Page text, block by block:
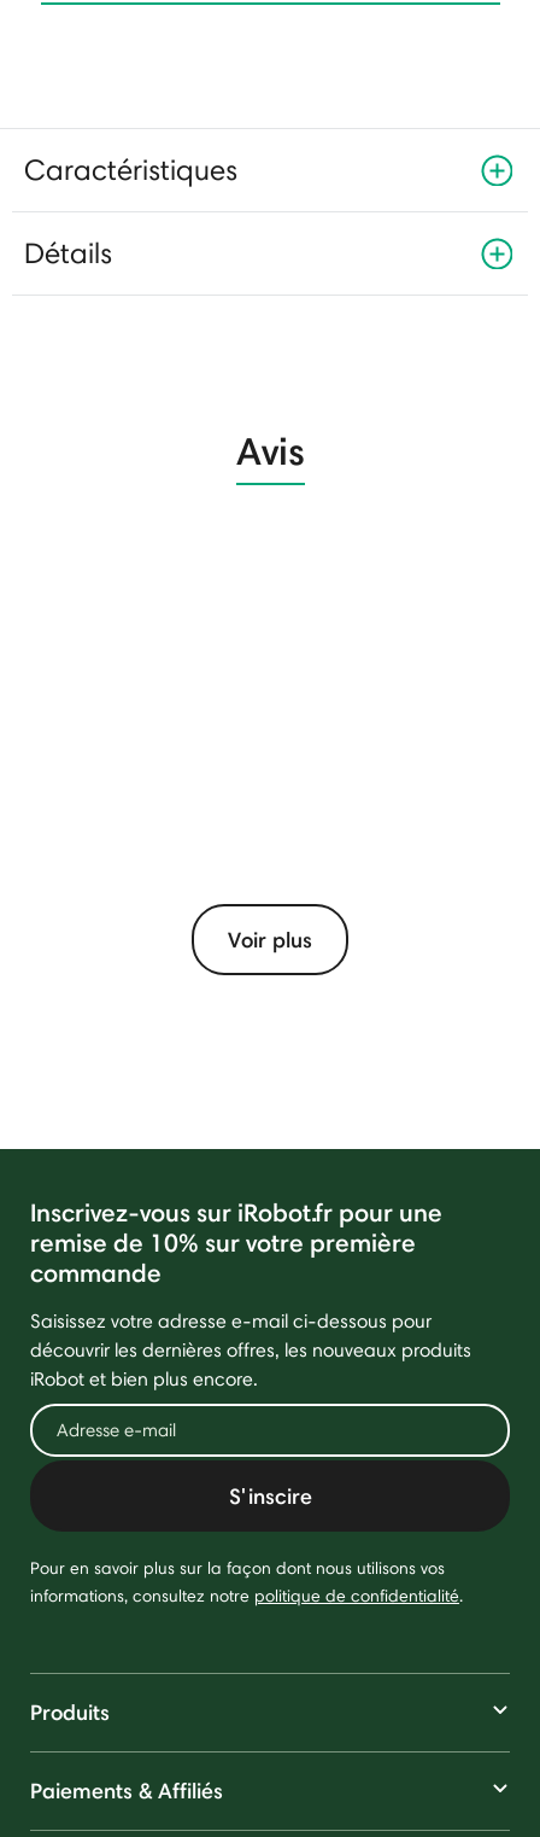
Caractéristiques
Détails
Avis
Voir plus
Inscrivez-vous sur iRobot.fr pour une
remise de 10% sur votre première
commande
Saisissez votre adresse e-mail ci-dessous pour
découvrir les dernières offres, les nouveaux produits
iRobot et bien plus encore.
S'inscire
Pour en savoir plus sur la façon dont nous utilisons vos
informations, consultez notre politique de confidentialité.
Produits
Paiements & Affiliés